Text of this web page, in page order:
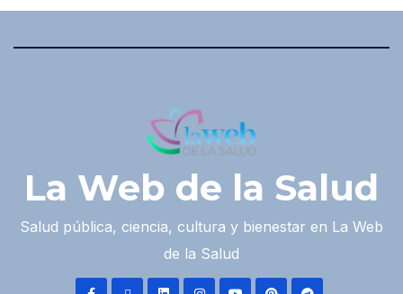
La Web de la Salud
Salud pública, ciencia, cultura y bienestar en La Web
de la Salud